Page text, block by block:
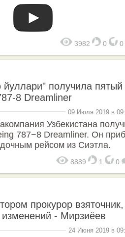
3982 0 0
йуллари" получила пятый
8 Dreamliner
09 Июля 2019 в
Узбекистана
787−8 Dreamliner. Он
рейсом из Сиэтла.
8889 1 0
прокурор взяточник,
изменений - Мирзиёев
24 Июня 2019 в